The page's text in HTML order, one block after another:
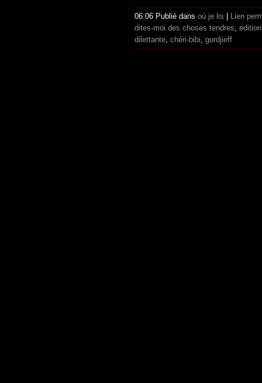
06:06 Publié dans où je lis
Lien
dites-moi des choses tendres,
dilettante, chéri-bibi, gurdjieff